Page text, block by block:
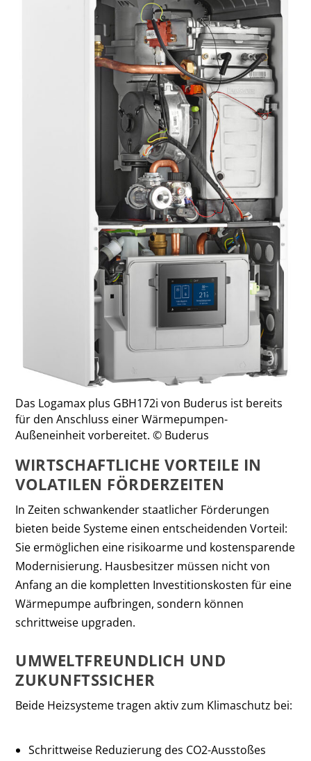
Das Logamax plus GBH172i von Buderus ist bereits
für den Anschluss einer Wärmepumpen-
Außeneinheit vorbereitet. © Buderus
WIRTSCHAFTLICHE VORTEILE IN
VOLATILEN FÖRDERZEITEN
In Zeiten schwankender staatlicher Förderungen
bieten beide Systeme einen entscheidenden Vorteil:
Sie ermöglichen eine risikoarme und kostensparende
Modernisierung. Hausbesitzer müssen nicht von
Anfang an die kompletten Investitionskosten für eine
Wärmepumpe aufbringen, sondern können
schrittweise upgraden.
UMWELTFREUNDLICH UND
ZUKUNFTSSICHER
Beide Heizsysteme tragen aktiv zum Klimaschutz bei:
Schrittweise Reduzierung des CO2-Ausstoßes